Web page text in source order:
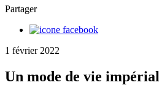
Partager
1 février 2022
Un mode de vie impérial